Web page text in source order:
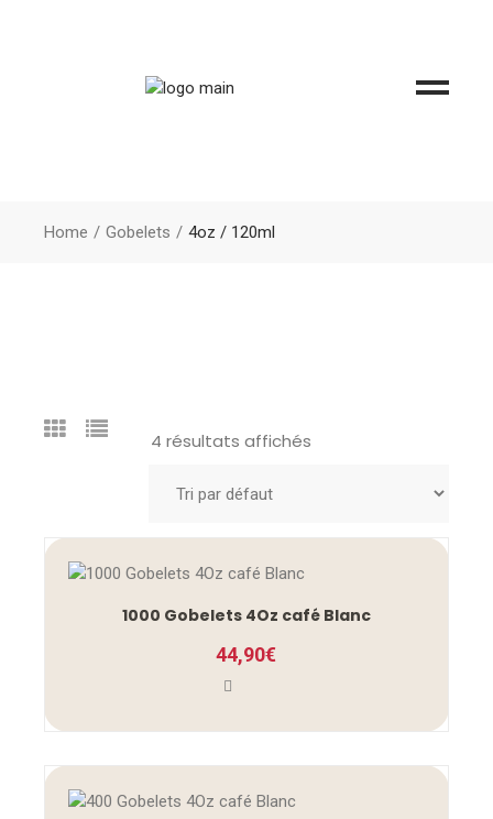
Home Gobelets 4oz / 120ml
4 résultats affichés
1000 Gobelets 4Oz café Blanc
44,90€